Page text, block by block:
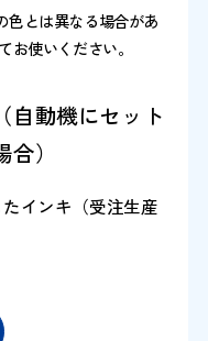
とは異なる場合があ
お使いください。
自動機にセット
）
インキ（受注生産